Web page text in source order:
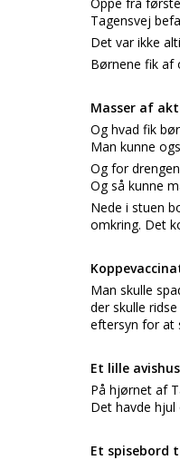
Tagensvej
Det var ikke
Børnene fik af
Masser af
Og hvad fik
Man kunne
Og for
Og så kunne
Nede i stuen
omkring. Det
Man skulle
der skulle
eftersyn for at
Et lille avishus
På hjørnet af
Det havde
Et spisebord